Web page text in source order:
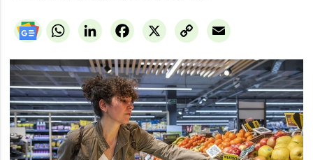
WhatsAppLinkedIn X
Facebook
Copy
Link
Email